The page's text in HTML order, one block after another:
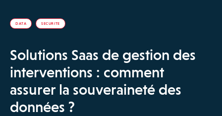
DATA SECURITE
Solutions Saas de gestion des
interventions : comment
assurer la souveraineté des
données ?